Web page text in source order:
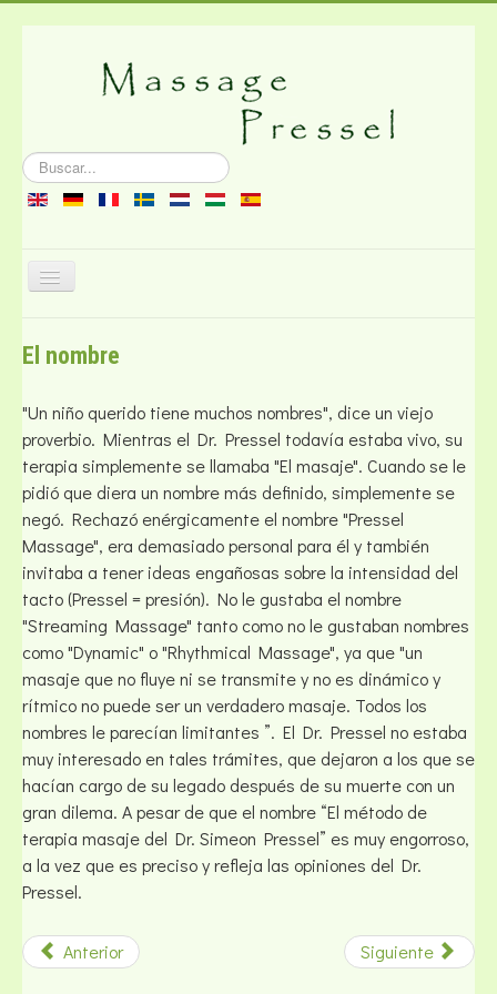
Buscar...
Cambiar
Literatura
Contacto
El nombre
"Un niño querido tiene muchos nombres", dice un viejo
proverbio. Mientras el Dr. Pressel todavía estaba vivo, su
terapia simplemente se llamaba "El masaje". Cuando se le
pidió que diera un nombre más definido, simplemente se
negó. Rechazó enérgicamente el nombre "Pressel
Massage", era demasiado personal para él y también
invitaba a tener ideas engañosas sobre la intensidad del
tacto (Pressel = presión). No le gustaba el nombre
"Streaming Massage" tanto como no le gustaban nombres
como "Dynamic" o "Rhythmical Massage", ya que "un
masaje que no fluye ni se transmite y no es dinámico y
rítmico no puede ser un verdadero masaje. Todos los
nombres le parecían limitantes ”. El Dr. Pressel no estaba
muy interesado en tales trámites, que dejaron a los que se
hacían cargo de su legado después de su muerte con un
gran dilema. A pesar de que el nombre “El método de
terapia masaje del Dr. Simeon Pressel” es muy engorroso,
a la vez que es preciso y refleja las opiniones del Dr.
Pressel.
Anterior Siguiente